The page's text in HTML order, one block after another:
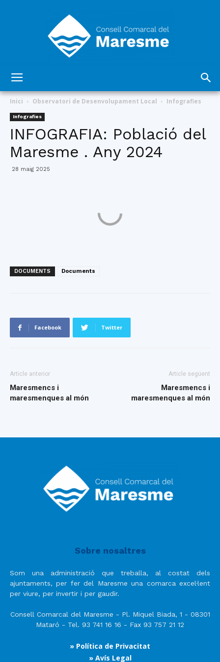
Comarcal
Maresme
Inici Observatori de Desenvolupament Local Infografies
Infografies
INFOGRAFIA: Població del
Maresme . Any 2024
28 maig 2025
DOCUMENTS Documents
Facebook Twitter
Article anterior
Maresmencs i
maresmenques al món
Article següent
Maresmencs i
maresmenques al món
Sobre nosaltres
Som una administració que treballa, al costat dels
ajuntaments, per fer del Maresme una comarca excel·lent
per viure, per invertir i per gaudir.
Consell Comarcal del Maresme - Pl. Miquel Biada, 1 - 08301
Mataró - Tel. 93 741 16 16 - Fax 93 757 21 12
» Política de Privacitat
» Avís Legal